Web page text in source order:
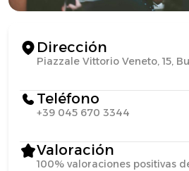
Dirección
Piazzale Vittorio Veneto, 15,
Teléfono
+39 045 670 3344
Valoración
100% valoraciones positivas